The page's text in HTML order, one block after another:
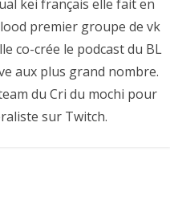
kei français elle fait en
premier groupe de vk
co-crée le podcast du BL
aux plus grand nombre.
du Cri du mochi pour
sur Twitch.